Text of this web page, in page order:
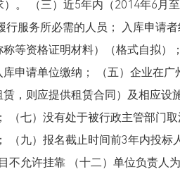
。 （三）近5年内（2014年6月
服务所必需的人员； 入库申请
等资格证明材料）（格式自拟）
申请单位缴纳； （五）企业在广
，则应提供租赁合同）及相应设
（七）没有处于被行政主管部门
（九）报名截止时间前3年内投标
不允许挂靠 （十二）单位负责人